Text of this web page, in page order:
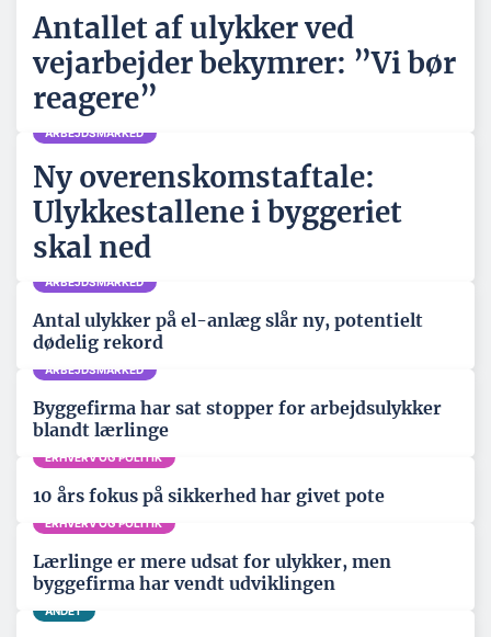
Antallet af ulykker ved
vejarbejder bekymrer: ”Vi bør
reagere”
ARBEJDSMARKED
Ny overenskomstaftale:
Ulykkestallene i byggeriet
skal ned
ARBEJDSMARKED
Antal ulykker på el-anlæg slår ny, potentielt
dødelig rekord
ARBEJDSMARKED
Byggefirma har sat stopper for arbejdsulykker
blandt lærlinge
ERHVERV OG POLITIK
10 års fokus på sikkerhed har givet pote
ERHVERV OG POLITIK
Lærlinge er mere udsat for ulykker, men
byggefirma har vendt udviklingen
ANDET